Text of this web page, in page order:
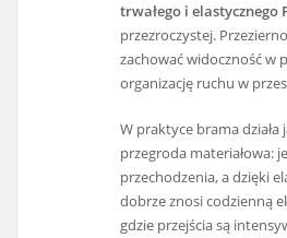
trwałego i elastycznego
przezroczystej.
zachować widoczność w
organizację ruchu w
W praktyce brama
przegroda materiałowa:
przechodzenia, a dzięki
dobrze znosi codzienną
gdzie przejścia są